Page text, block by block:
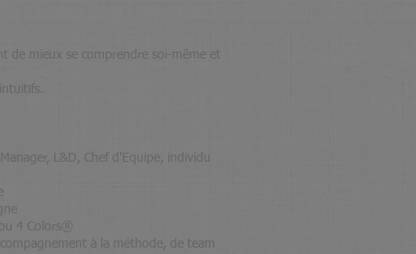
de mieux se comprendre soi-même et
L&D, Chef d'Equipe, individu
4 Colors®
à la méthode, de team